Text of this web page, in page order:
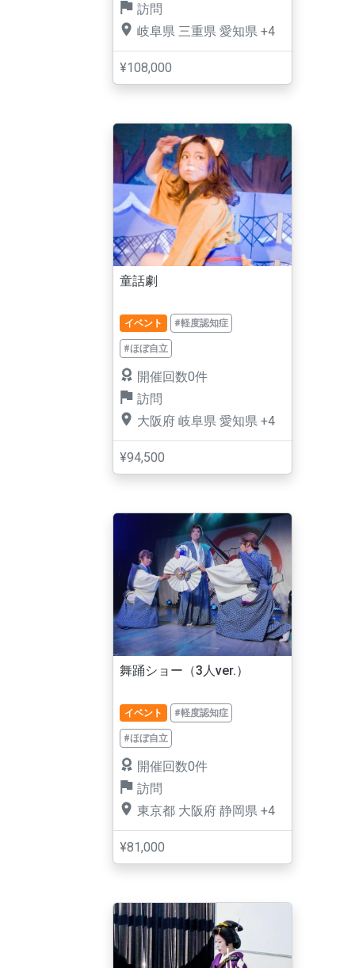
訪問
岐阜県 三重県 愛知県 +4
¥108,000
童話劇
イベント #軽度認知症
#ほぼ自立
開催回数0件
訪問
大阪府 岐阜県 愛知県 +4
¥94,500
舞踊ショー（3人ver.）
イベント #軽度認知症
#ほぼ自立
開催回数0件
訪問
東京都 大阪府 静岡県 +4
¥81,000